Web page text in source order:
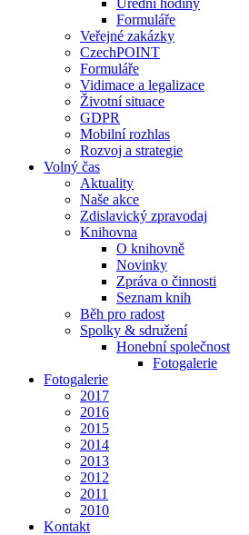
Úřední hodiny
Formuláře
Veřejné zakázky
CzechPOINT
Formuláře
Vidimace a legalizace
Životní situace
GDPR
Mobilní rozhlas
Rozvoj a strategie
Volný čas
Aktuality
Naše akce
Zdislavický zpravodaj
Knihovna
O knihovně
Novinky
Zpráva o činnosti
Seznam knih
Běh pro radost
Spolky & sdružení
Honební společnost
Fotogalerie
Fotogalerie
2017
2016
2015
2014
2013
2012
2011
2010
Kontakt